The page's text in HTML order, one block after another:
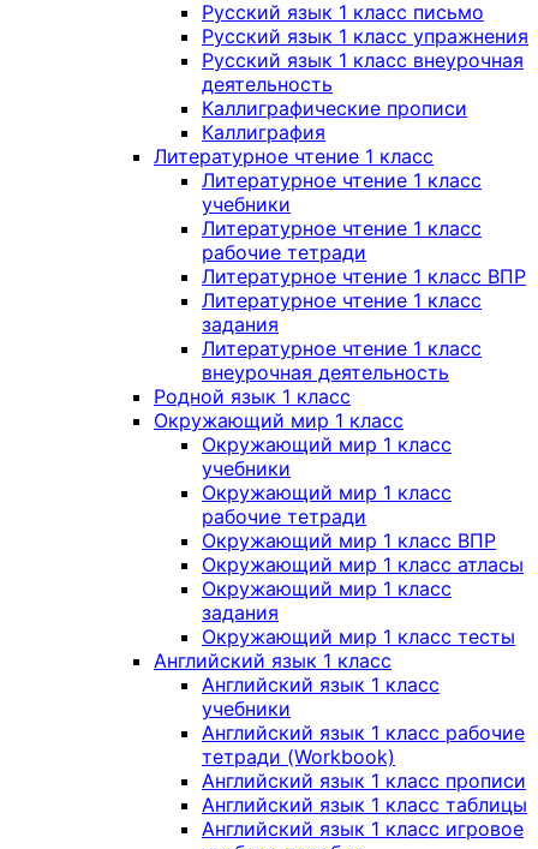
Русский язык 1 класс письмо
Русский язык 1 класс упражнения
Русский язык 1 класс внеурочная
деятельность
Каллиграфические прописи
Каллиграфия
Литературное чтение 1 класс
Литературное чтение 1 класс
учебники
Литературное чтение 1 класс
рабочие тетради
Литературное чтение 1 класс ВПР
Литературное чтение 1 класс
задания
Литературное чтение 1 класс
внеурочная деятельность
Родной язык 1 класс
Окружающий мир 1 класс
Окружающий мир 1 класс
учебники
Окружающий мир 1 класс
рабочие тетради
Окружающий мир 1 класс ВПР
Окружающий мир 1 класс атласы
Окружающий мир 1 класс
задания
Окружающий мир 1 класс тесты
Английский язык 1 класс
Английский язык 1 класс
учебники
Английский язык 1 класс рабочие
тетради (Workbook)
Английский язык 1 класс прописи
Английский язык 1 класс таблицы
Английский язык 1 класс игровое